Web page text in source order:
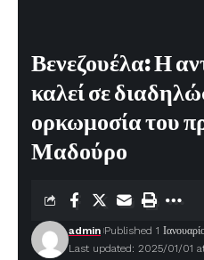
Βενεζουέλα: Η
καλεί σε
ορκωμοσία του
Μαδούρο
Last updated: 2025/01/01
admin Published 1